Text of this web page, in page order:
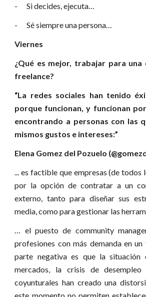
- Si decides, ejecuta…
- Sé siempre una persona…
Viernes
¿Qué es mejor, trabajar para una
freelance?
“La redes sociales han tenido
porque funcionan, y funcionan
encontrando a personas con las
mismos gustos e intereses:”
Elena Gomez del Pozuelo
... es factible que empresas (de todos
por la opción de contratar a un
externo, tanto para diseñar sus
media, como para gestionar las
… el puesto de community
profesiones con más demanda en
parte negativa es que la situación
mercados, la crisis de
coyunturales han creado una